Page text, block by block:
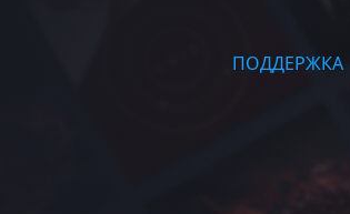
ПОДДЕРЖКА